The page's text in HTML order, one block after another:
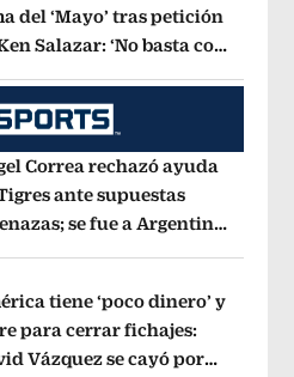
del ‘Mayo’ tras petición
Salazar: ‘No basta con
Correa rechazó ayuda
ante supuestas
se fue a Argentina
tiene ‘poco dinero’ y
para cerrar fichajes:
Vázquez se cayó por